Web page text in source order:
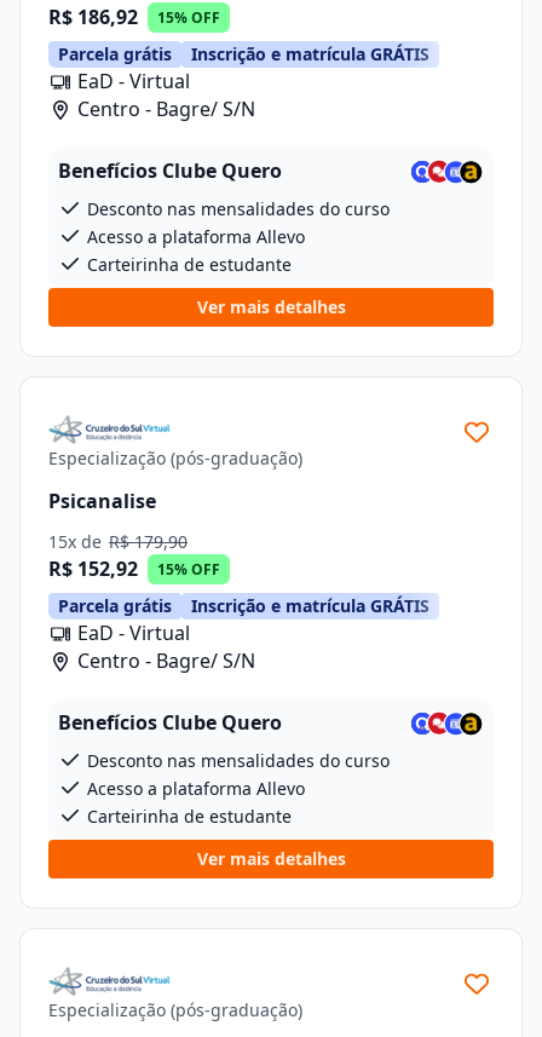
R$ 186,92 15% OFF
Parcela grátis Inscrição e matrícula GRÁTIS
EaD - Virtual
Centro - Bagre/ S/N
Benefícios Clube Quero
Desconto nas mensalidades do curso
Acesso a plataforma Allevo
Carteirinha de estudante
Ver mais detalhes
Especialização (pós-graduação)
Psicanalise
15x de R$ 179,90
R$ 152,92 15% OFF
Parcela grátis Inscrição e matrícula GRÁTIS
EaD - Virtual
Centro - Bagre/ S/N
Benefícios Clube Quero
Desconto nas mensalidades do curso
Acesso a plataforma Allevo
Carteirinha de estudante
Ver mais detalhes
Especialização (pós-graduação)